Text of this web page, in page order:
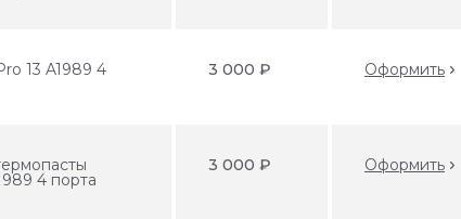
13 A1989 4 3 000 ₽ Оформить
4 порта
3 000 ₽ Оформить